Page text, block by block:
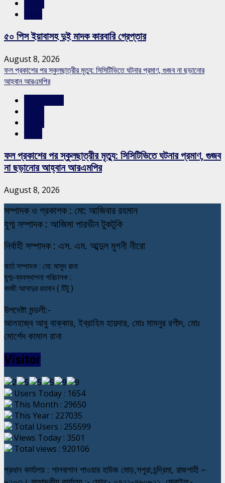
৫০ পিস ইয়াবাসহ দুই মাদক কারবারি গ্রেপ্তার
August 8, 2026
ফল প্রকাশের পর স্কুলছাত্রীর মৃত্যু: সিসিটিভিতে ঘটনার প্রমাণ, গুজব না ছড়ানোর
আহ্বান আরএমপির
ফল প্রকাশের পর স্কুলছাত্রীর মৃত্যু: সিসিটিভিতে ঘটনার প্রমাণ, গুজব
না ছড়ানোর আহ্বান আরএমপির
August 8, 2026
সম্পাদক ও প্রকাশক : মো: আজিবার রহমান
যুগ্ম সম্পাদক : আজিমা পারভীন টুকটুকি
নির্বাহী সম্পাদক : এস. এম. আব্দুল মুগনী নীরো
বার্তা সম্পাদক : মো: মাসুদ রানা
যুগ্ম-ব্যবস্থাপনা পরিচালক :
কাজী আসাদুর রহমান ( টিটু )
উপদেষ্টা মন্ডলী:-
আলহাজ্ব আবু বাক্কার, ইব্রাহিম হায়দার, মোঃ মামনুর রশীদ, মোঃ
মোর্শেদ কামাল রানা
Visitor
Users Today : 1654
This Month : 29650
This Year : 227035
Total Users : 255599
Views Today : 3501
Total views : 920106
প্রধান কার্যালয় : শালবাগান পাওয়ার হাউজ মোড়,সপুরা,চন্দ্রিমা, রাজশাহী –